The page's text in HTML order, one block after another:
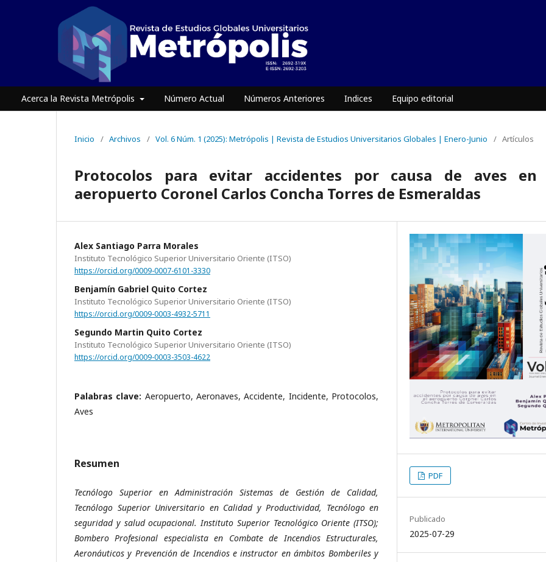
Acerca la Revista Metrópolis Número Actual Números Anteriores Indices Equipo editorial
Inicio / Archivos / Vol. 6 Núm. 1 (2025): Metrópolis | Revista de Estudios Universitarios Globales | Enero-Junio / Artículos
Protocolos para evitar accidentes por causa de aves en
aeropuerto Coronel Carlos Concha Torres de Esmeraldas
Alex Santiago Parra Morales
Instituto Tecnológico Superior Universitario Oriente (ITSO)
https://orcid.org/0009-0007-6101-3330
Benjamín Gabriel Quito Cortez
Instituto Tecnológico Superior Universitario Oriente (ITSO)
https://orcid.org/0009-0003-4932-5711
Segundo Martin Quito Cortez
Instituto Tecnológico Superior Universitario Oriente (ITSO)
https://orcid.org/0009-0003-3503-4622
Palabras clave: Aeropuerto, Aeronaves, Accidente, Incidente, Protocolos,
Aves
Resumen
Tecnólogo Superior en Administración Sistemas de Gestión de Calidad,
Tecnólogo Superior Universitario en Calidad y Productividad, Tecnólogo en
seguridad y salud ocupacional. Instituto Superior Tecnológico Oriente (ITSO);
Bombero Profesional especialista en Combate de Incendios Estructurales,
Aeronáuticos y Prevención de Incendios e instructor en ámbitos Bomberiles y
PDF
Publicado
2025-07-29